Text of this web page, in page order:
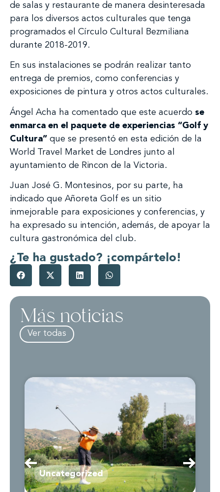
de salas y restaurante de manera desinteresada
para los diversos actos culturales que tenga
programados el Círculo Cultural Bezmiliana
durante 2018-2019.
En sus instalaciones se podrán realizar tanto
entrega de premios, como conferencias y
exposiciones de pintura y otros actos culturales.
Ángel Acha ha comentado que este acuerdo se
enmarca en el paquete de experiencias “Golf y
Cultura” que se presentó en esta edición de la
World Travel Market de Londres junto al
ayuntamiento de Rincon de la Victoria.
Juan José G. Montesinos, por su parte, ha
indicado que Añoreta Golf es un sitio
inmejorable para exposiciones y conferencias, y
ha expresado su intención, además, de apoyar la
cultura gastronómica del club.
¿Te ha gustado? ¡compártelo!
Más noticias
Ver todas
Uncategorized